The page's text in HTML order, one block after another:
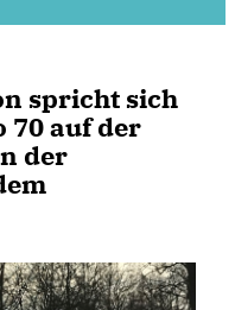
spricht sich
70 auf der
der